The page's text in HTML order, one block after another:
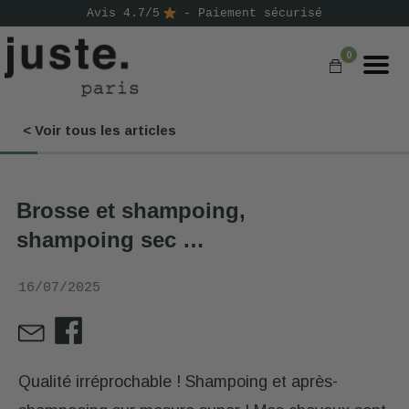
Avis 4.7/5 - Paiement sécurisé
0
< Voir tous les articles
Brosse et shampoing,
shampoing sec …
16/07/2025
Qualité irréprochable ! Shampoing et après-
COMMANDER
NOS GAMMES
D'ESSAI
⭐